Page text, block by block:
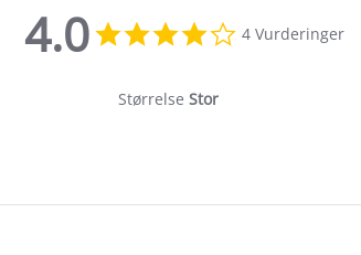
4.0
star
4 Vurderinger
Størrelse Stor